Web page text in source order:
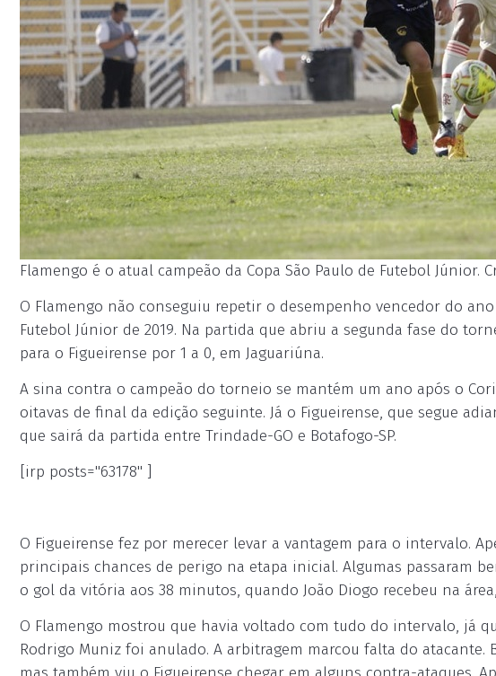
Flamengo é o atual campeão da Copa São Paulo de Futebol Júnior.
O Flamengo não conseguiu repetir o desempenho vencedor do
Futebol Júnior de 2019. Na partida que abriu a segunda fase do
para o Figueirense por 1 a 0, em Jaguariúna.
A sina contra o campeão do torneio se mantém um ano após o
oitavas de final da edição seguinte. Já o Figueirense, que segue
que sairá da partida entre Trindade-GO e Botafogo-SP.
[irp posts="63178" ]
O Figueirense fez por merecer levar a vantagem para o intervalo.
principais chances de perigo na etapa inicial. Algumas passaram
o gol da vitória aos 38 minutos, quando João Diogo recebeu na
O Flamengo mostrou que havia voltado com tudo do intervalo, já
Rodrigo Muniz foi anulado. A arbitragem marcou falta do atacante.